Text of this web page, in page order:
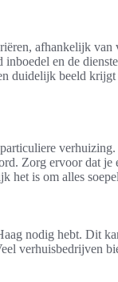
afhankelijk van
en de
duidelijk beeld
Zorg ervoor dat je
het is om alles
nodig hebt. Dit
verhuisbedrijven